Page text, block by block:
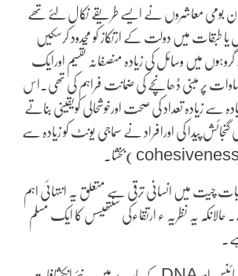
بومی معاشروں نے ایسے طریقے نکال لئے تھے
طبقات میں دولت کے ارتکاز کو محدود کرسکیں
میں وسائل کی زیادہ منصفانہ تقسیم اورایک
پر مبنی ڈھانچے کی ضمانت فراہم کی تھی۔اس
سے زیادہ تعداد کی صحت اورخوشحالی کویقینی بناتے
پیدا کی اورافراد نے سماجی یونٹ کو زیادہ سے
چیت میں انسانی ترقی سے متعلق یہ انتہائی اہم
یہ نظریہ ء ارتقاءکی سنتھیسس کا ایک مسلم